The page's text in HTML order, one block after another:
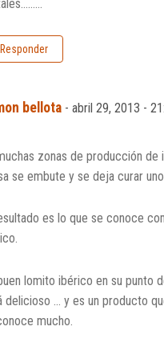
Responder
bellota -abril 29, 2013 -
zonas de producción de
se embute y se deja curar
es lo que se conoce
lomito ibérico en su punto
delicioso … y es un producto
mucho.